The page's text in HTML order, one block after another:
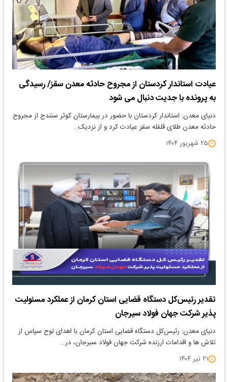
عیادت استاندار کردستان از مجروح حادثه معدن سقز/ رسیدگی
به پرونده با جدیت دنبال می شود
دنیای معدن: استاندار کردستان با حضور در بیمارستان کوثر سنندج از مجروح
حادثه معدن طلای قلقله سقز عیادت کرد و از نزدیک…
۲۵ شهریور ۱۴۰۴
تقدیر رئیس‌کل دستگاه قضایی استان کرمان از عملکرد مسئولیت
پذیر شرکت جهان فولاد سیرجان
دنیای معدن: رئیس‌کل دستگاه قضایی استان کرمان با اهدای لوح سپاس از
تلاش ها و اقدامات ارزنده شرکت جهان فولاد سیرجان، در…
۲۱ تیر ۱۴۰۴